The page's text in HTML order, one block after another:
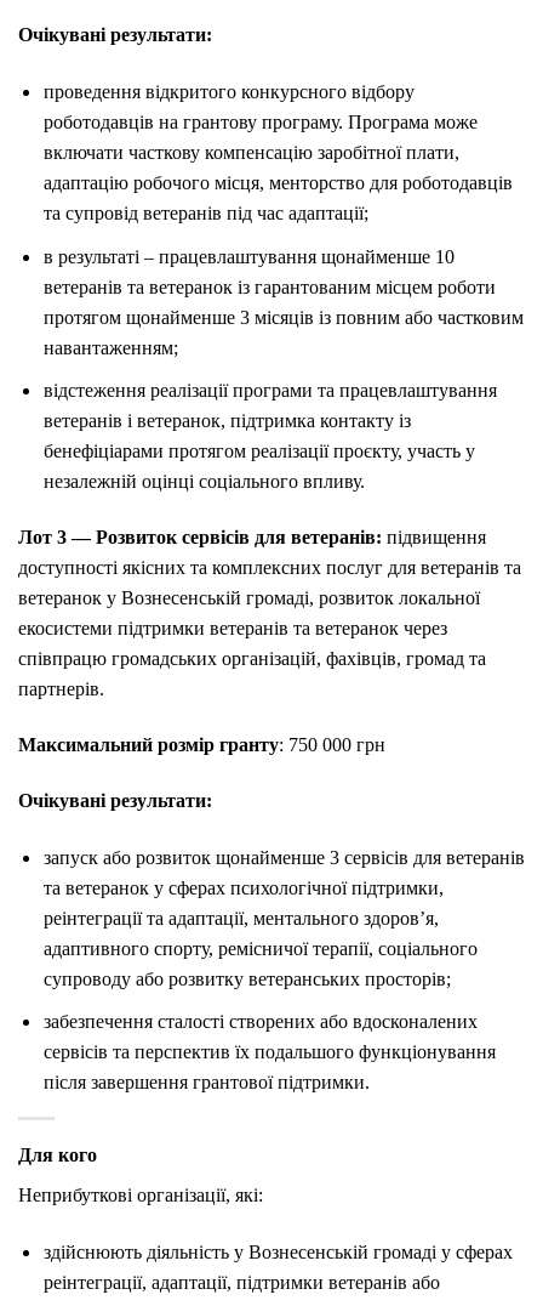
Очікувані результати:
проведення відкритого конкурсного відбору
роботодавців на грантову програму. Програма може
включати часткову компенсацію заробітної плати,
адаптацію робочого місця, менторство для роботодавців
та супровід ветеранів під час адаптації;
в результаті – працевлаштування щонайменше 10
ветеранів та ветеранок із гарантованим місцем роботи
протягом щонайменше 3 місяців із повним або частковим
навантаженням;
відстеження реалізації програми та працевлаштування
ветеранів і ветеранок, підтримка контакту із
бенефіціарами протягом реалізації проєкту, участь у
незалежній оцінці соціального впливу.
Лот 3 — Розвиток сервісів для ветеранів: підвищення
доступності якісних та комплексних послуг для ветеранів та
ветеранок у Вознесенській громаді, розвиток локальної
екосистеми підтримки ветеранів та ветеранок через
співпрацю громадських організацій, фахівців, громад та
партнерів.
Максимальний розмір гранту: 750 000 грн
Очікувані результати:
запуск або розвиток щонайменше 3 сервісів для ветеранів
та ветеранок у сферах психологічної підтримки,
реінтеграції та адаптації, ментального здоров’я,
адаптивного спорту, ремісничої терапії, соціального
супроводу або розвитку ветеранських просторів;
забезпечення сталості створених або вдосконалених
сервісів та перспектив їх подальшого функціонування
після завершення грантової підтримки.
Для кого
Неприбуткові організації, які:
здійснюють діяльність у Вознесенській громаді у сферах
реінтеграції, адаптації, підтримки ветеранів або